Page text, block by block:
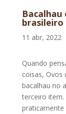
Bacalhau
brasileiro
11 abr, 2022
Quando
coisas, Ovos
bacalhau no
terceiro item.
praticamente